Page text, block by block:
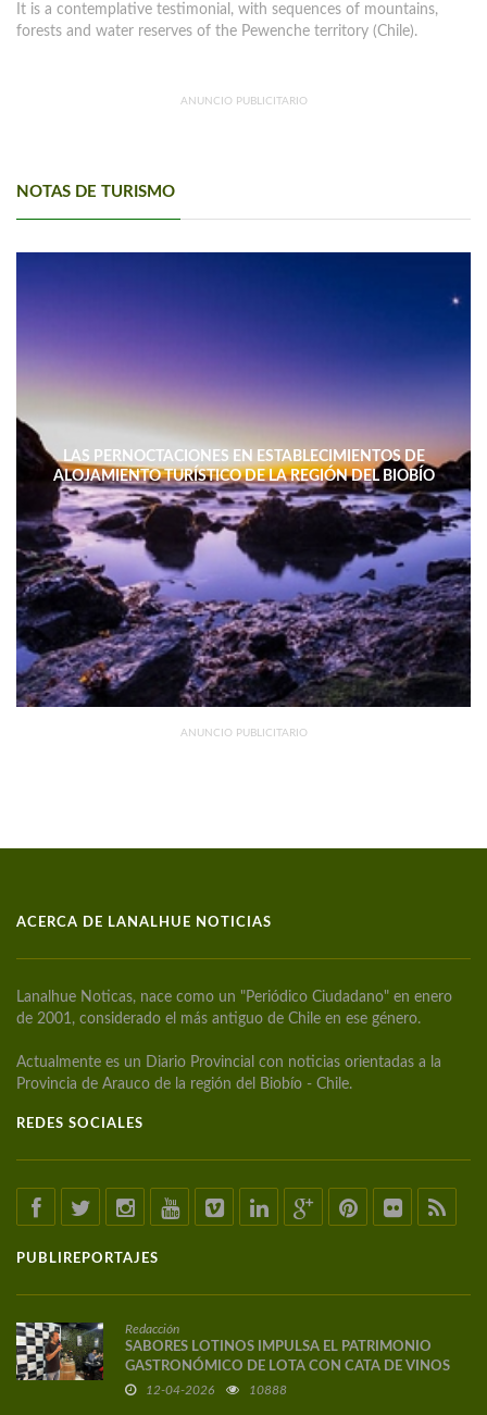
It is a contemplative testimonial, with sequences of mountains,
forests and water reserves of the Pewenche territory (Chile).
ANUNCIO PUBLICITARIO
NOTAS DE TURISMO
LAS PERNOCTACIONES EN ESTABLECIMIENTOS DE
ALOJAMIENTO TURÍSTICO DE LA REGIÓN DEL BIOBÍO
DISMINUYERON 15,4% INTERANUAL
ANUNCIO PUBLICITARIO
ACERCA DE LANALHUE NOTICIAS
Lanalhue Noticas, nace como un "Periódico Ciudadano" en enero
de 2001, considerado el más antiguo de Chile en ese género.
Actualmente es un Diario Provincial con noticias orientadas a la
Provincia de Arauco de la región del Biobío - Chile.
REDES SOCIALES
PUBLIREPORTAJES
Redacción
SABORES LOTINOS IMPULSA EL PATRIMONIO
GASTRONÓMICO DE LOTA CON CATA DE VINOS
DE AUTOR
12-04-2026 10888